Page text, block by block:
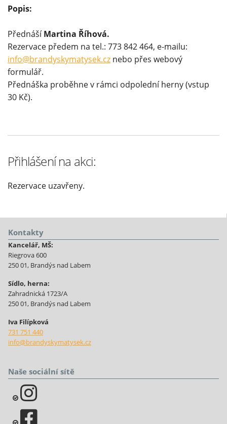
Popis:
PřednášíMartina Říhová.
Rezervace předem na tel.: 773 842 464, e-mailu:
info@brandyskymatysek.cz nebo přes webový
formulář.
Přednáška proběhne v rámci odpolední herny (vstup
30 Kč).
Přihlášení na akci:
Rezervace uzavřeny.
Kontakty
Kancelář, MŠ:
Riegrova 600
250 01, Brandýs nad Labem
Sídlo, herna:
Zahradnická 1723/A
250 01, Brandýs nad Labem
Iva Filípková
731 751 440
info@brandyskymatysek.cz
Naše sociální sítě